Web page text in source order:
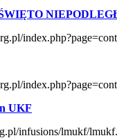
UKF
infusions/lmukf/